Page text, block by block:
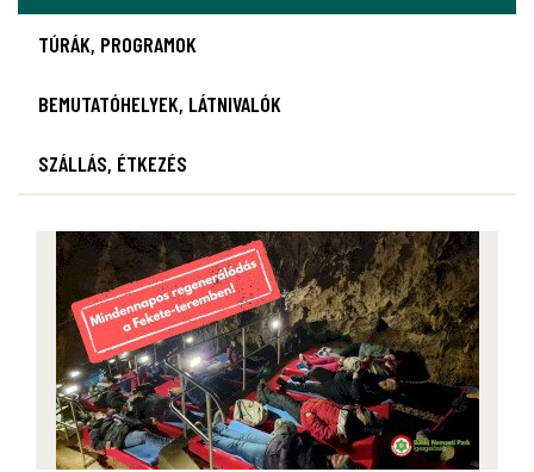
TÚRÁK, PROGRAMOK
BEMUTATÓHELYEK, LÁTNIVALÓK
SZÁLLÁS, ÉTKEZÉS